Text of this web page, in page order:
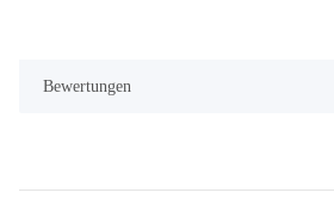
Bewertungen